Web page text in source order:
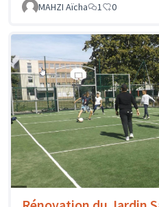
MAHZI Aïcha
1 0